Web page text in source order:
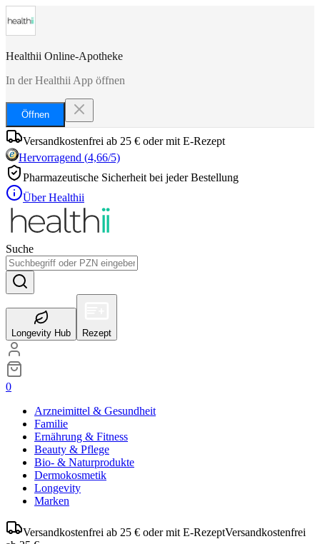
Healthii Online-Apotheke
In der Healthii App öffnen
Öffnen
Versandkostenfrei ab 25 € oder mit E-Rezept
Hervorragend (4,66/5)
Pharmazeutische Sicherheit bei jeder Bestellung
Über Healthii
Suche
Longevity Hub Rezept
0
Arzneimittel & Gesundheit
Familie
Ernährung & Fitness
Beauty & Pflege
Bio- & Naturprodukte
Dermokosmetik
Longevity
Marken
Versandkostenfrei ab 25 € oder mit E-RezeptVersandkostenfrei